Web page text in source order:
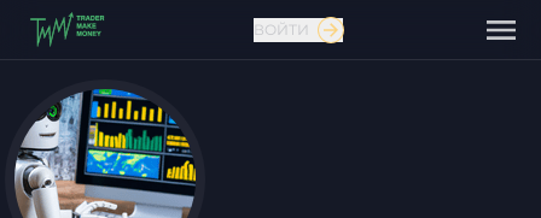
Связаться с нами
ВОЙТИ